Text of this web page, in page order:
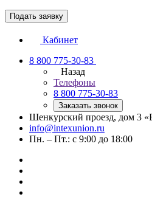
Подать заявку
Кабинет
8 800 775-30-83
Назад
Телефоны
8 800 775-30-83
Заказать звонок
Шенкурский проезд, дом 3
info@intexunion.ru
Пн. – Пт.: с 9:00 до 18:00